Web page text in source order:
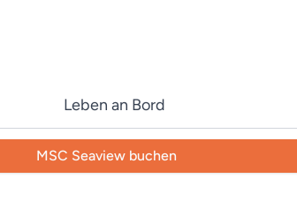
Leben an Bord
MSC Seaview buchen